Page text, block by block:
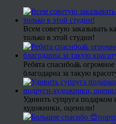
Всем советую заказывать
только в этой студии!
Ребята спасибо🙏
благодарна за такую
Удивить супруга подарком
художники, оценили!